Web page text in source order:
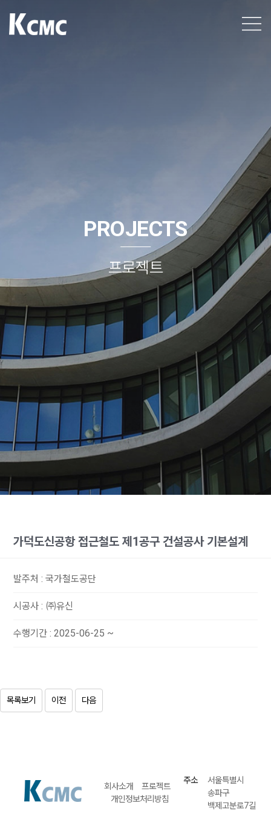
케이씨엠씨
건설 엔지니어링
PROJECTS
프로젝트
가덕도신공항 접근철도 제1공구 건설공사 기본설계
발주처 : 국가철도공단
시공사 : ㈜유신
수행기간 : 2025-06-25 ~
목록보기 이전 다음
주소
서울특별시
송파구
백제고분로7길
회사소개
프로젝트
개인정보처리방침